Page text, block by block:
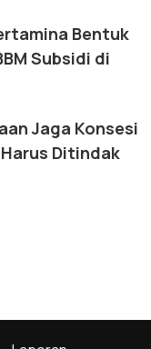
Bentuk
Subsidi di
Jaga Konsesi
Ditindak